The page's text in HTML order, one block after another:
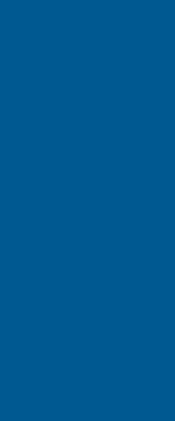
- АФРИКА